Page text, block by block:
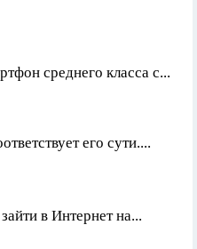
среднего класса с...
его сути....
в Интернет на...